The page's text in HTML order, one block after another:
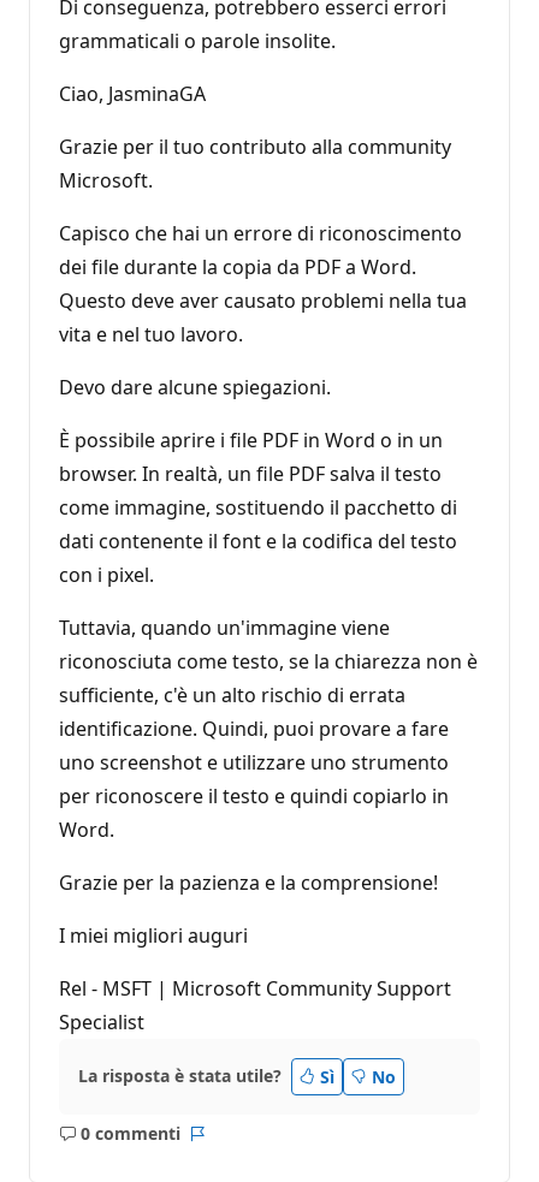
Di conseguenza, potrebbero esserci errori
grammaticali o parole insolite.
Ciao, JasminaGA
Grazie per il tuo contributo alla community
Microsoft.
Capisco che hai un errore di riconoscimento
dei file durante la copia da PDF a Word.
Questo deve aver causato problemi nella tua
vita e nel tuo lavoro.
Devo dare alcune spiegazioni.
È possibile aprire i file PDF in Word o in un
browser. In realtà, un file PDF salva il testo
come immagine, sostituendo il pacchetto di
dati contenente il font e la codifica del testo
con i pixel.
Tuttavia, quando un'immagine viene
riconosciuta come testo, se la chiarezza non è
sufficiente, c'è un alto rischio di errata
identificazione. Quindi, puoi provare a fare
uno screenshot e utilizzare uno strumento
per riconoscere il testo e quindi copiarlo in
Word.
Grazie per la pazienza e la comprensione!
I miei migliori auguri
Rel - MSFT | Microsoft Community Support
Specialist
La risposta è stata utile? Sì No
0 commenti
Nessun